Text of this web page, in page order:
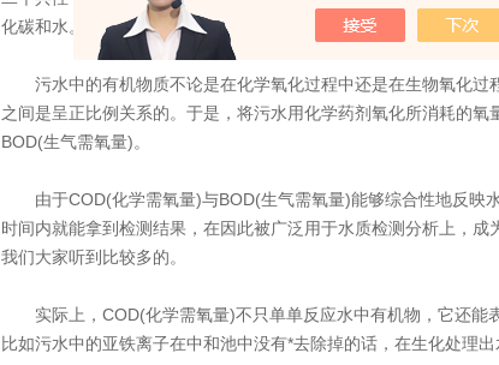
化碳和水。
污水中的有机物质不论是在化学氧化过程中还是在生物氧化过
之间是呈正比例关系的。于是，将污水用化学药剂氧化所消耗的
BOD(生气需氧量)。
由于COD(化学需氧量)与BOD(生气需氧量)能够综合性地反映
时间内就能拿到检测结果，在因此被广泛用于水质检测分析上，
我们大家听到比较多的。
实际上，COD(化学需氧量)不只单单反应水中有机物，它还能
比如污水中的亚铁离子在中和池中没有*去除掉的话，在生化处理